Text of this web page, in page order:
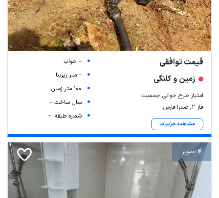
قیمت توافقی
زمین و کلنگی
امتیاز طرح جوانی جمعیت
فاز ۲, صدرا-فارس
مشاهده جزییات
-- خواب
-- متر زیربنا
100 متر زمین
سال ساخت --
شماره طبقه: --
4 تصویر